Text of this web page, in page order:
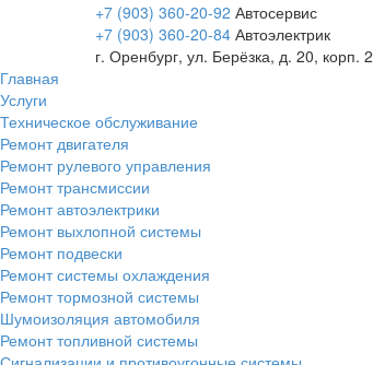
+7 (903) 360-20-92 Автосервис
+7 (903) 360-20-84 Автоэлектрик
г. Оренбург, ул. Берёзка, д. 20, корп. 2
Главная
Услуги
Техническое обслуживание
Ремонт двигателя
Ремонт рулевого управления
Ремонт трансмиссии
Ремонт автоэлектрики
Ремонт выхлопной системы
Ремонт подвески
Ремонт системы охлаждения
Ремонт тормозной системы
Шумоизоляция автомобиля
Ремонт топливной системы